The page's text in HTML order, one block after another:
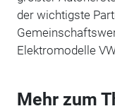
der wichtigste
Elektromodelle
Mehr zum